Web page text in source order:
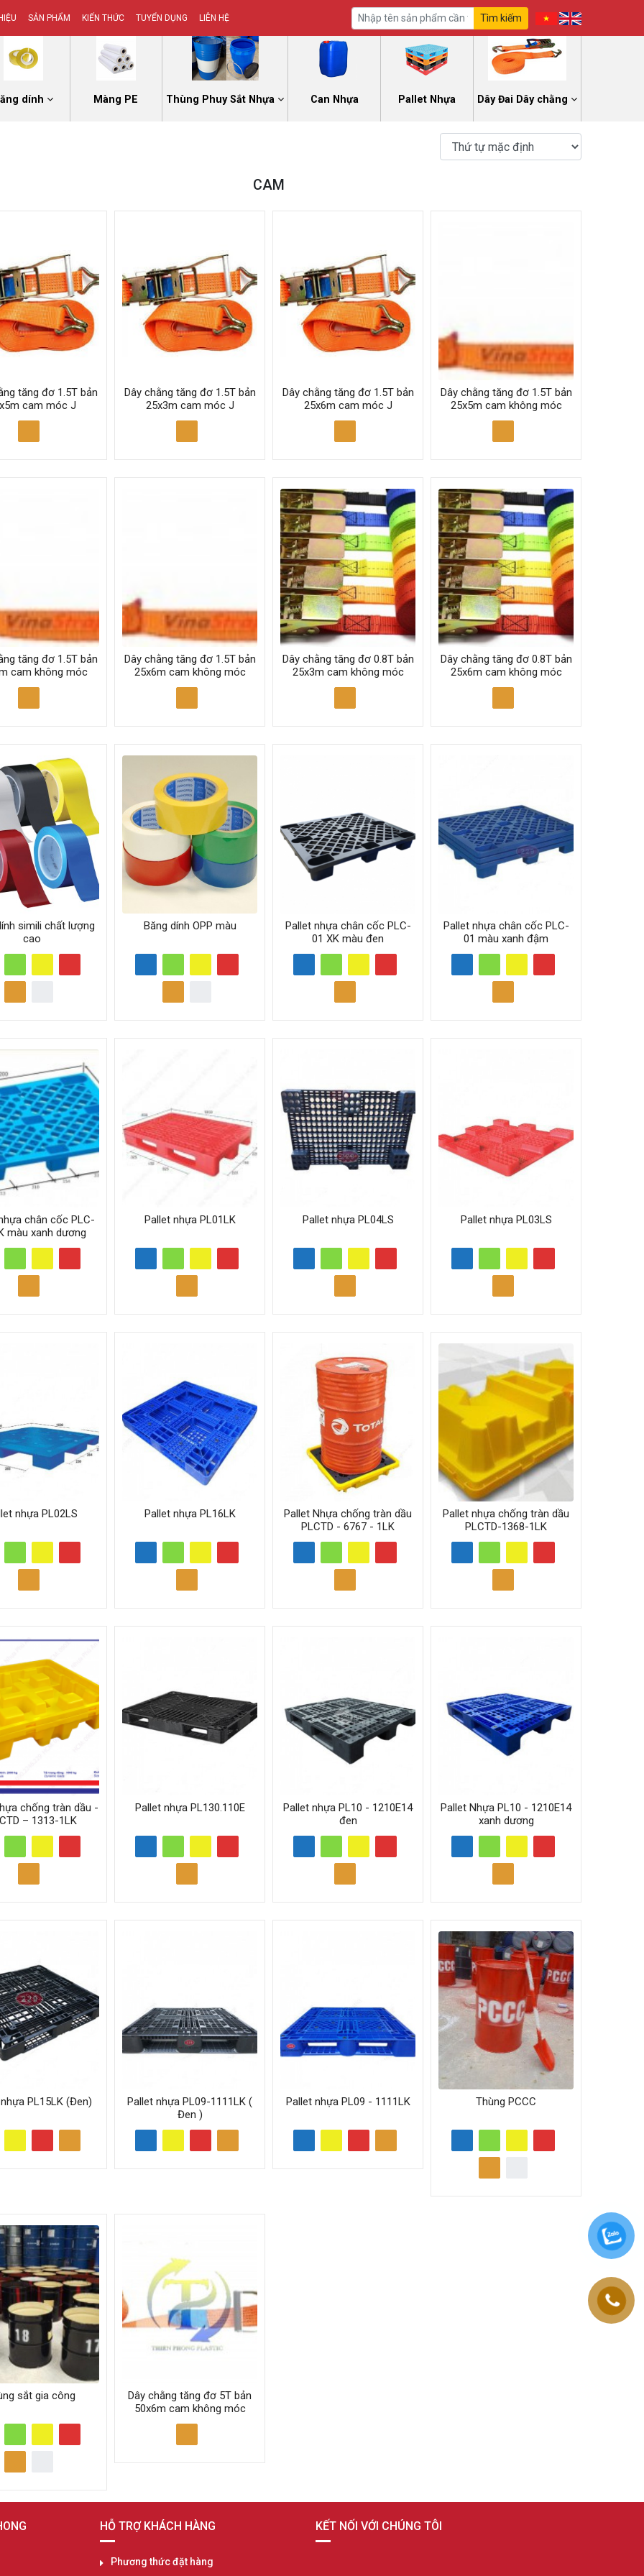
SẢN PHẨM KIẾN THỨC TUYỂN DỤNG LIÊN HỆ Tìm kiếm
dính Màng PE Thùng Phuy Sắt Nhựa Can Nhựa Pallet Nhựa Dây Đai Dây chằng
CAM
tăng đơ 1.5T bản
cam móc J
Dây chằng tăng đơ 1.5T bản
25x3m cam móc J
Dây chằng tăng đơ 1.5T bản
25x6m cam móc J
Dây chằng tăng đơ 1.5T bản
25x5m cam không móc
tăng đơ 1.5T bản
cam không móc
Dây chằng tăng đơ 1.5T bản
25x6m cam không móc
Dây chằng tăng đơ 0.8T bản
25x3m cam không móc
Dây chằng tăng đơ 0.8T bản
25x6m cam không móc
simili chất lượng
cao
Băng dính OPP màu
Pallet nhựa chân cốc PLC-
01 XK màu đen
Pallet nhựa chân cốc PLC-
01 màu xanh đậm
chân cốc PLC-
màu xanh dương
Pallet nhựa PL01LK Pallet nhựa PL04LS Pallet nhựa PL03LS
nhựa PL02LS Pallet nhựa PL16LK
Pallet Nhựa chống tràn dầu
PLCTD - 6767 - 1LK
Pallet nhựa chống tràn dầu
PLCTD-1368-1LK
chống tràn dầu -
– 1313-1LK
Pallet nhựa PL130.110E
Pallet nhựa PL10 - 1210E14
đen
Pallet Nhựa PL10 - 1210E14
xanh dương
PL15LK (Đen)
Pallet nhựa PL09-1111LK (
Đen )
Pallet nhựa PL09 - 1111LK Thùng PCCC
sắt gia công
Dây chằng tăng đơ 5T bản
50x6m cam không móc
HỖ TRỢ KHÁCH HÀNG
Phương thức đặt hàng
KẾT NỐI VỚI CHÚNG TÔI